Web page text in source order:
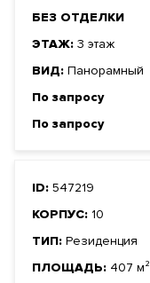
БЕЗ ОТДЕЛКИ
ЭТАЖ: 3 этаж
ВИД: Панорамный
По запросу
По запросу
ID: 547219
КОРПУС: 10
ТИП: Резиденция
ПЛОЩАДЬ: 407 м²